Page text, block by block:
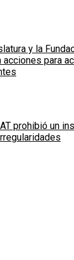
y la
acciones para
prohibió un